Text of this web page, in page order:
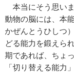
本当にそう思い
動物の脳には、本
かぜんとうひしつ
どる能力を鍛えら
期であれば、ちょ
「切り替える能力